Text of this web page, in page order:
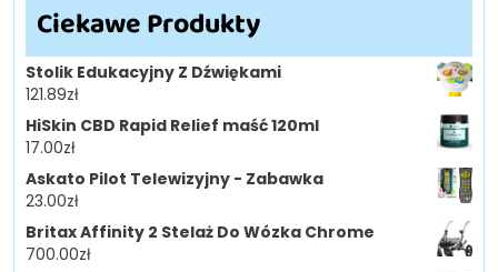
Ciekawe Produkty
Stolik Edukacyjny Z Dźwiękami
121.89zł
HiSkin CBD Rapid Relief maść 120ml
17.00zł
Askato Pilot Telewizyjny - Zabawka
23.00zł
Britax Affinity 2 Stelaż Do Wózka Chrome
700.00zł